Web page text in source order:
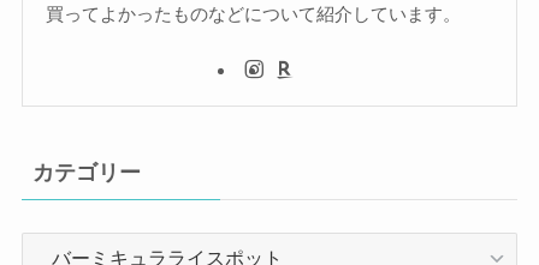
買ってよかったものなどについて紹介しています。
カテゴリー